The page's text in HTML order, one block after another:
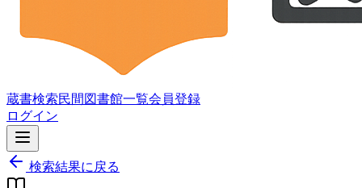
蔵書検索民間図書館一覧会員登録
ログイン
検索結果に戻る